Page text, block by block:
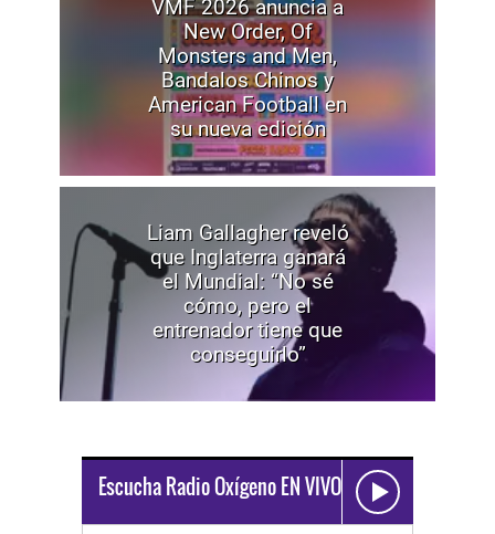
VMF 2026 anuncia a
New Order, Of
Monsters and Men,
Bandalos Chinos y
American Football en
su nueva edición
Liam Gallagher reveló
que Inglaterra ganará
el Mundial: “No sé
cómo, pero el
entrenador tiene que
conseguirlo”
Escucha Radio Oxígeno EN VIVO